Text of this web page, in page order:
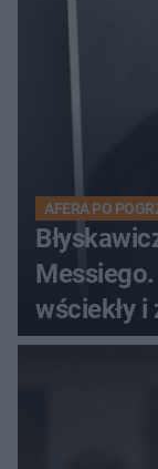
AFERA PO
wściekły